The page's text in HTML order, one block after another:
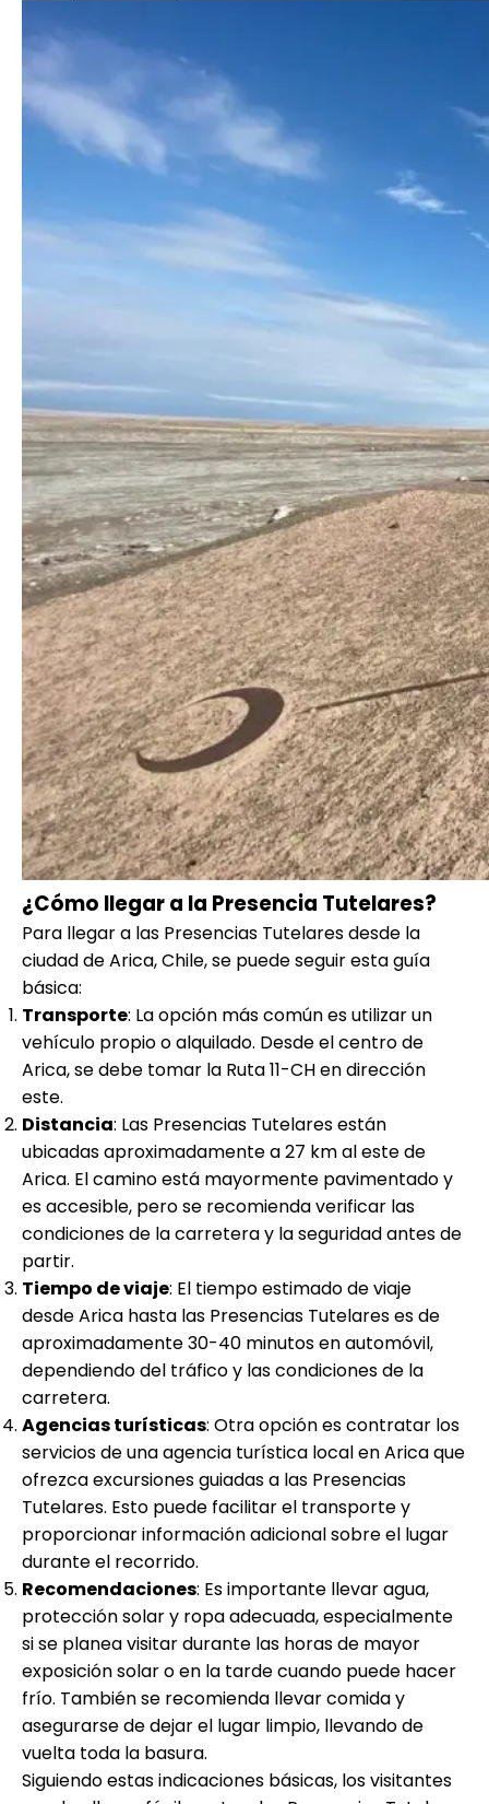
¿Cómo llegar a la Presencia Tutelares?
Para llegar a las Presencias Tutelares desde la
ciudad de Arica, Chile, se puede seguir esta guía
básica:
Transporte: La opción más común es utilizar un
vehículo propio o alquilado. Desde el centro de
Arica, se debe tomar la Ruta 11-CH en dirección
este.
Distancia: Las Presencias Tutelares están
ubicadas aproximadamente a 27 km al este de
Arica. El camino está mayormente pavimentado y
es accesible, pero se recomienda verificar las
condiciones de la carretera y la seguridad antes de
partir.
Tiempo de viaje: El tiempo estimado de viaje
desde Arica hasta las Presencias Tutelares es de
aproximadamente 30-40 minutos en automóvil,
dependiendo del tráfico y las condiciones de la
carretera.
Agencias turísticas: Otra opción es contratar los
servicios de una agencia turística local en Arica que
ofrezca excursiones guiadas a las Presencias
Tutelares. Esto puede facilitar el transporte y
proporcionar información adicional sobre el lugar
durante el recorrido.
Recomendaciones: Es importante llevar agua,
protección solar y ropa adecuada, especialmente
si se planea visitar durante las horas de mayor
exposición solar o en la tarde cuando puede hacer
frío. También se recomienda llevar comida y
asegurarse de dejar el lugar limpio, llevando de
vuelta toda la basura.
Siguiendo estas indicaciones básicas, los visitantes